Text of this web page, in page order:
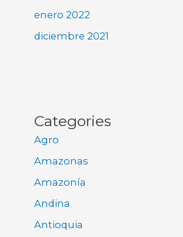
enero 2022
diciembre 2021
Categories
Agro
Amazonas
Amazonía
Andina
Antioquia